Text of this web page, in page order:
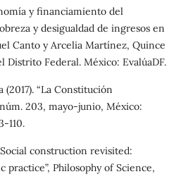
y financiamiento del
y desigualdad de ingresos en
Canto y Arcelia Martínez, Quince
Distrito Federal. México: EvalúaDF.
“La Constitución
203, mayo-junio, México:
110.
construction revisited:
Philosophy of Science,